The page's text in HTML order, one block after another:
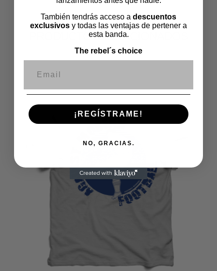
PRODUCTOS RELACIONADOS
€ 15,00
También tendrás acceso a descuentos
exclusivos y todas las ventajas de pertener a
esta banda.
The rebel´s choice
¡REGÍSTRAME!
NO, GRACIAS.